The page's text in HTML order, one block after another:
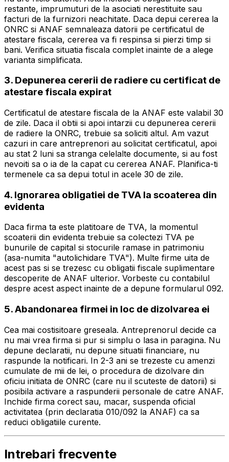
restante, imprumuturi de la asociati nerestituite sau
facturi de la furnizori neachitate. Daca depui cererea la
ONRC si ANAF semnaleaza datorii pe certificatul de
atestare fiscala, cererea va fi respinsa si pierzi timp si
bani. Verifica situatia fiscala complet inainte de a alege
varianta simplificata.
3. Depunerea cererii de radiere cu certificat de
atestare fiscala expirat
Certificatul de atestare fiscala de la ANAF este valabil 30
de zile. Daca il obtii si apoi intarzii cu depunerea cererii
de radiere la ONRC, trebuie sa soliciti altul. Am vazut
cazuri in care antreprenori au solicitat certificatul, apoi
au stat 2 luni sa stranga celelalte documente, si au fost
nevoiti sa o ia de la capat cu cererea ANAF. Planifica-ti
termenele ca sa depui totul in acele 30 de zile.
4. Ignorarea obligatiei de TVA la scoaterea din
evidenta
Daca firma ta este platitoare de TVA, la momentul
scoaterii din evidenta trebuie sa colectezi TVA pe
bunurile de capital si stocurile ramase in patrimoniu
(asa-numita "autolichidare TVA"). Multe firme uita de
acest pas si se trezesc cu obligatii fiscale suplimentare
descoperite de ANAF ulterior. Vorbeste cu contabilul
despre acest aspect inainte de a depune formularul 092.
5. Abandonarea firmei in loc de dizolvarea ei
Cea mai costisitoare greseala. Antreprenorul decide ca
nu mai vrea firma si pur si simplu o lasa in paragina. Nu
depune declaratii, nu depune situatii financiare, nu
raspunde la notificari. In 2-3 ani se trezeste cu amenzi
cumulate de mii de lei, o procedura de dizolvare din
oficiu initiata de ONRC (care nu il scuteste de datorii) si
posibila activare a raspunderii personale de catre ANAF.
Inchide firma corect sau, macar, suspenda oficial
activitatea (prin declaratia 010/092 la ANAF) ca sa
reduci obligatiile curente.
Intrebari frecvente